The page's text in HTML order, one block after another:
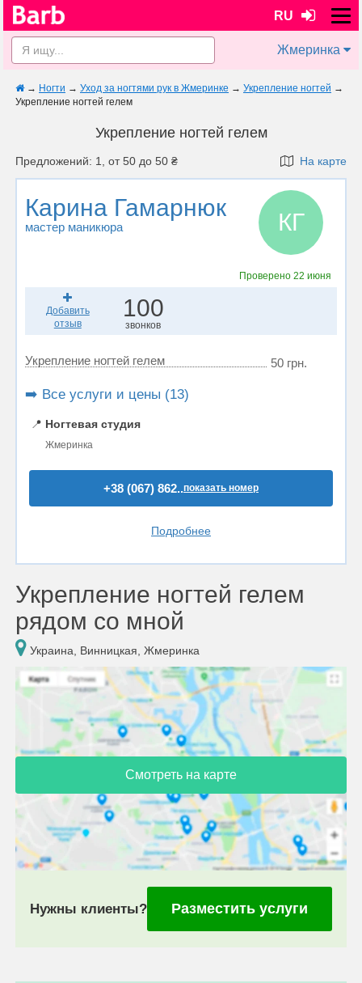
RU
Жмеринка
→ Ногти → Уход за ногтями рук в Жмеринке → Укрепление ногтей →
Укрепление ногтей гелем
Укрепление ногтей гелем
Предложений: 1, от 50 до 50 ₴ На карте
Карина Гамарнюк
мастер маникюра КГ
Проверено 22 июня
Добавить
отзыв
100
звонков
Укрепление ногтей гелем 50 грн.
➡️ Все услуги и цены (13)
📍 Ногтевая студия
Жмеринка
+38 (067) 862..показать номер
Подробнее
Укрепление ногтей гелем
рядом со мной
Украина, Винницкая, Жмеринка
Смотреть на карте
Нужны клиенты? Разместить услуги